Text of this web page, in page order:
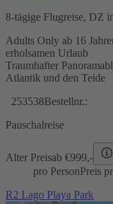
8-tägige Flugreise, DZ
Adults Only ab 16
erholsamen Urlaub
Traumhafter
Atlantik und den Teide
253538Bestellnr.:
Pauschalreise
Alter Preisab €999,-
pro PersonPreis
R2 Lago Playa Park